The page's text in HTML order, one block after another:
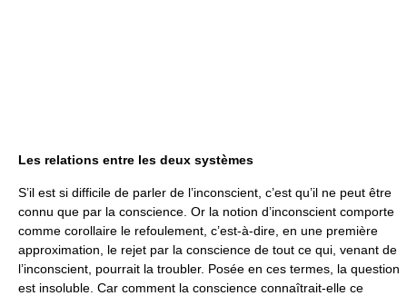
Les relations entre les deux systèmes
S’il est si difficile de parler de l’inconscient, c’est qu’il ne peut être
connu que par la conscience. Or la notion d’inconscient comporte
comme corollaire le refoulement, c’est-à-dire, en une première
approximation, le rejet par la conscience de tout ce qui, venant de
l’inconscient, pourrait la troubler. Posée en ces termes, la question
est insoluble. Car comment la conscience connaîtrait-elle ce